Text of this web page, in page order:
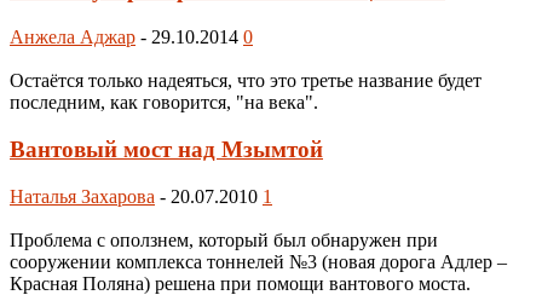
Анжела Аджар - 29.10.2014 0
Остаётся только надеяться, что это третье название будет
последним, как говорится, "на века".
Вантовый мост над Мзымтой
Наталья Захарова - 20.07.2010 1
Проблема с оползнем, который был обнаружен при
сооружении комплекса тоннелей №3 (новая дорога Адлер –
Красная Поляна) решена при помощи вантового моста.